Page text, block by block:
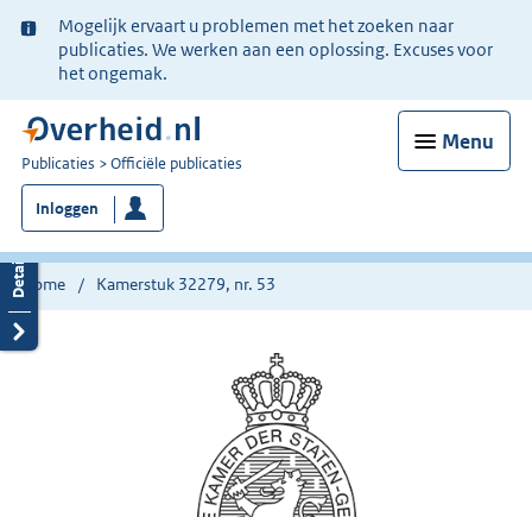
Ter
informatie:
Mogelijk ervaart u problemen met het zoeken naar
publicaties. We werken aan een oplossing. Excuses voor
het ongemak.
Menu
U
bent
nu
hier:
Publicaties Officiële publicaties
Inloggen
Home Kamerstuk 32279, nr. 53